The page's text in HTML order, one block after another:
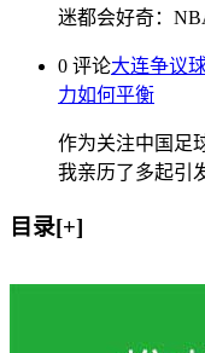
迷都会好奇：
0 评论大连争议
力如何平衡
作为关注中国足
我亲历了多起引
目录[+]